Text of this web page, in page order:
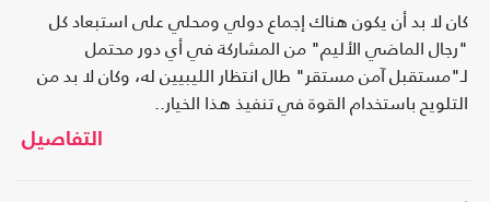
كان لا بد أن يكون هناك إجماع دولي ومحلي على استبعاد كل
"رجال الماضي الأليم" من المشاركة في أي دور محتمل
لـ"مستقبل آمن مستقر" طال انتظار الليبيين له، وكان لا بد من
التلويح باستخدام القوة في تنفيذ هذا الخيار..
التفاصيل